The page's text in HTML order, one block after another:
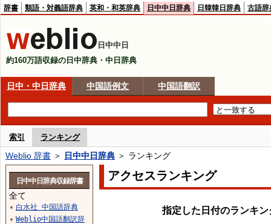
辞書 類語・対義語辞典 英和・和英辞典 日中中日辞典 日韓韓日辞典 古語辞
日中中日
約160万語収録の日中辞典・中日辞典
日中・中日辞典 中国語例文 中国語翻訳
索引 ランキング
Weblio 辞書 ＞ 日中中日辞典 ＞ ランキング
アクセスランキング
指定した日付のランキ
日中中日辞典収録辞書
全て
▼ 白水社 中国語辞典
▼ Weblio中国語翻訳辞